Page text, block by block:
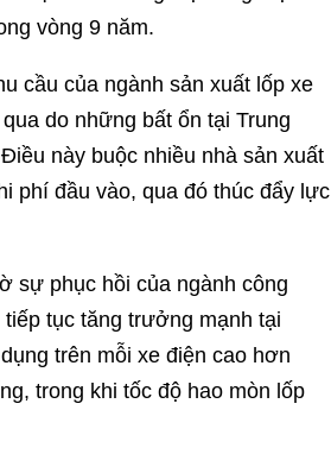
vòng 9 năm.
cầu của ngành sản xuất lốp xe
do những bất ổn tại Trung
này buộc nhiều nhà sản xuất
phí đầu vào, qua đó thúc đẩy lực
sự phục hồi của ngành công
tục tăng trưởng mạnh tại
trên mỗi xe điện cao hơn
trong khi tốc độ hao mòn lốp